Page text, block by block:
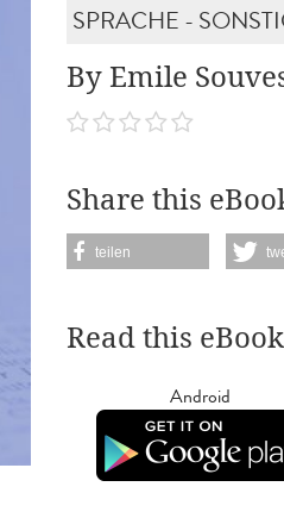
SPRACHE -
By Emile
Share this
teilen
Read this
Android